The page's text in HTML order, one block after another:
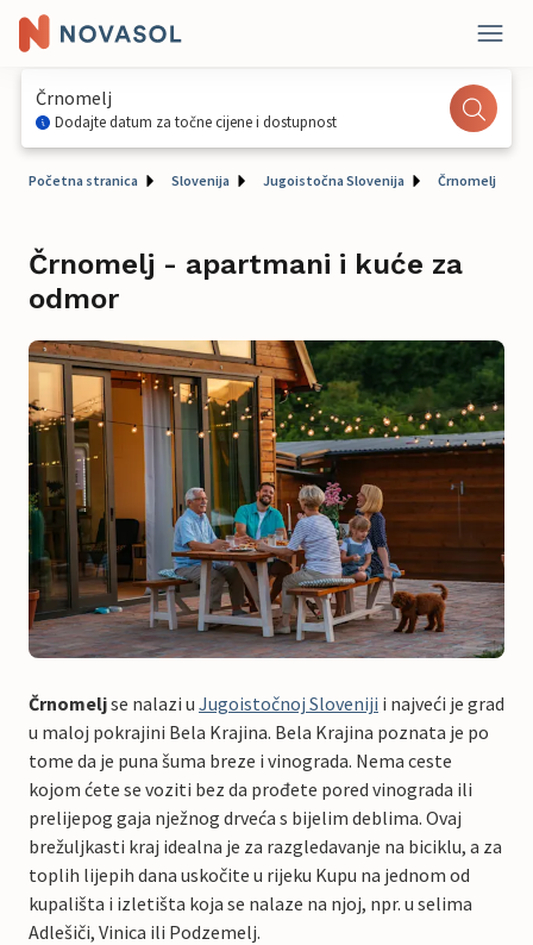
Črnomelj
Dodajte datum za točne cijene i dostupnost
Početna stranica Slovenija Jugoistočna Slovenija Črnomelj
Črnomelj - apartmani i kuće za
odmor
Črnomeljse nalazi u Jugoistočnoj Sloveniji i najveći je grad
u maloj pokrajini Bela Krajina. Bela Krajina poznata je po
tome da je puna šuma breze i vinograda. Nema ceste
kojom ćete se voziti bez da prođete pored vinograda ili
prelijepog gaja nježnog drveća s bijelim deblima. Ovaj
brežuljkasti kraj idealna je za razgledavanje na biciklu, a za
toplih lijepih dana uskočite u rijeku Kupu na jednom od
kupališta i izletišta koja se nalaze na njoj, npr. u selima
Adlešiči, Vinica ili Podzemelj.